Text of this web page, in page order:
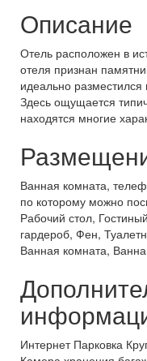
Описание
Отель расположен в
отеля признан
идеально
Здесь ощущается
находятся многие
Ванная комната,
по которому можно
Рабочий стол,
гардероб, Фен,
Ванная комната,
Интернет Парковка